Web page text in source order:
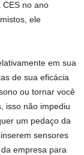
CES no ano
ele
em sua
de sua eficácia
ou tornar você
isso não impediu
um pedaço da
sensores
empresa para